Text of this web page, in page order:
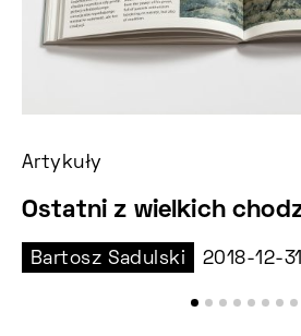
Artykuły
Ostatni z wielkich
Bartosz Sadulski 2018-12-31